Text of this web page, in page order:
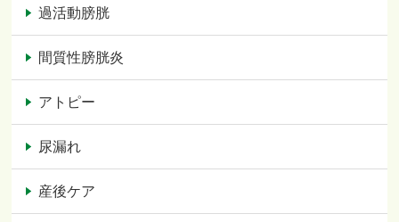
過活動膀胱
間質性膀胱炎
アトピー
尿漏れ
産後ケア